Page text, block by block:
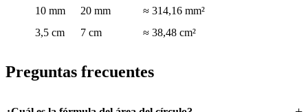
10 mm
20 mm
≈ 314,16 mm²
3,5 cm
7 cm ≈ 38,48 cm²
Preguntas frecuentes